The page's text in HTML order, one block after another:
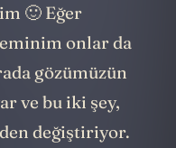
🙂 Eğer
onlar da
gözümüzün
ve bu iki şey,
değiştiriyor.